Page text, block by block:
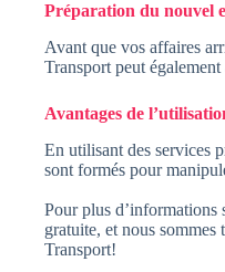
Préparation du nouvel
Avant que vos affaires
Transport peut
Avantages de
En utilisant des services
sont formés pour
Pour plus
gratuite, et nous
Transport!